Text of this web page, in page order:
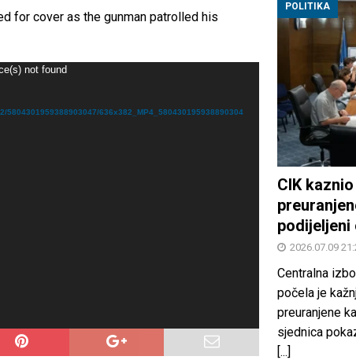
for cover as the gunman patrolled his
not found
636x382_MP4_580430195938890304
POLITIKA
CIK
podijeljeni
2026.07.09
Centralna
počela je
preuranjene
sjednica
[...]